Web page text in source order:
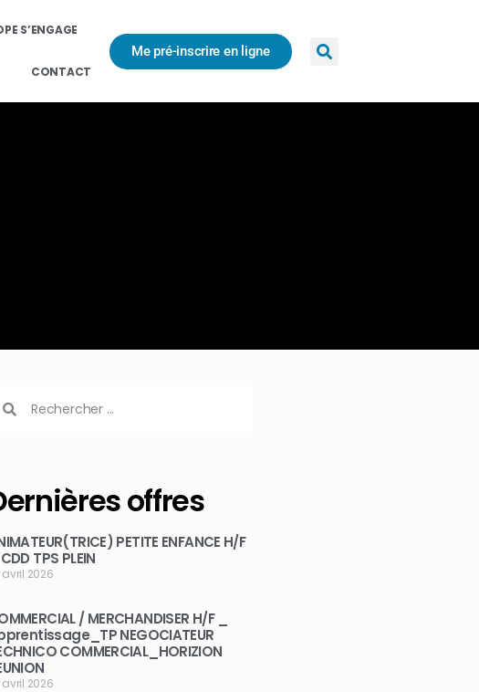
S’ENGAGE
CONTACT
Me pré-inscrire en ligne
offres
PETITE ENFANCE H/F
CDD TPS PLEIN
avril 2026
/ MERCHANDISER H/F _
NEGOCIATEUR
COMMERCIAL_HORIZION
avril 2026